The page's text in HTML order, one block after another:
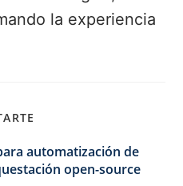
la experiencia
automatización de
open-source